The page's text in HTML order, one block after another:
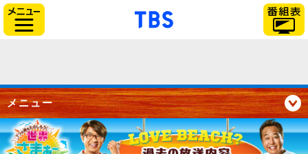
「TBSテレビ」トップページ
メニュー